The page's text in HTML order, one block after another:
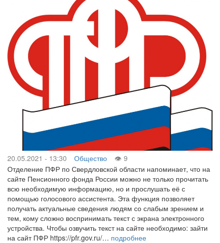
20.05.2021 - 13:30 Общество
9
Отделение ПФР по Свердловской области напоминает, что на
сайте Пенсионного фонда России можно не только прочитать
всю необходимую информацию, но и прослушать её с
помощью голосового ассистента. Эта функция позволяет
получать актуальные сведения людям со слабым зрением и
тем, кому сложно воспринимать текст с экрана электронного
устройства. Чтобы озвучить текст на сайте необходимо: зайти
на сайт ПФР https://pfr.gov.ru/… подробнее